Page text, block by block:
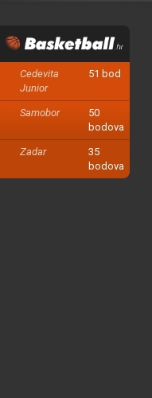
Cedevita
Junior
51 bod
Samobor
50
bodova
Zadar
35
bodova